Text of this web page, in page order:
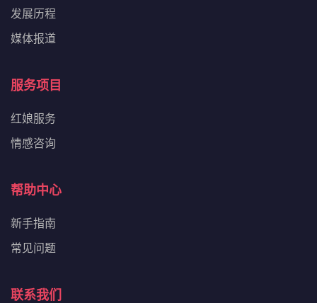
发展历程
媒体报道
服务项目
红娘服务
情感咨询
帮助中心
新手指南
常见问题
联系我们